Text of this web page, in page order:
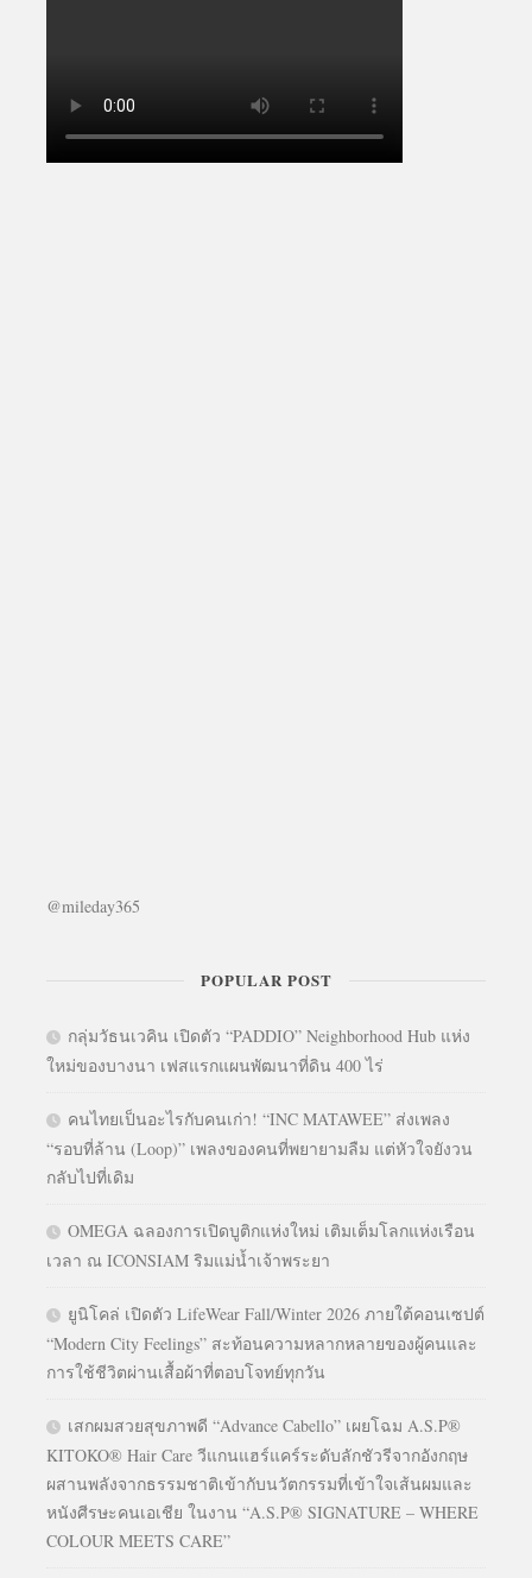
@mileday365
POPULAR POST
กลุ่มวัธนเวคิน เปิดตัว “PADDIO” Neighborhood Hub แห่ง
ใหม่ของบางนา เฟสแรกแผนพัฒนาที่ดิน 400 ไร่
คนไทยเป็นอะไรกับคนเก่า! “INC MATAWEE” ส่งเพลง
“รอบที่ล้าน (Loop)” เพลงของคนที่พยายามลืม แต่หัวใจยังวน
กลับไปที่เดิม
OMEGA ฉลองการเปิดบูติกแห่งใหม่ เติมเต็มโลกแห่งเรือน
เวลา ณ ICONSIAM ริมแม่น้ำเจ้าพระยา
ยูนิโคล่ เปิดตัว LifeWear Fall/Winter 2026 ภายใต้คอนเซปต์
“Modern City Feelings” สะท้อนความหลากหลายของผู้คนและ
การใช้ชีวิตผ่านเสื้อผ้าที่ตอบโจทย์ทุกวัน
เสกผมสวยสุขภาพดี “Advance Cabello” เผยโฉม A.S.P®
KITOKO® Hair Care วีแกนแฮร์แคร์ระดับลักชัวรีจากอังกฤษ
ผสานพลังจากธรรมชาติเข้ากับนวัตกรรมที่เข้าใจเส้นผมและ
หนังศีรษะคนเอเชีย ในงาน “A.S.P® SIGNATURE – WHERE
COLOUR MEETS CARE”